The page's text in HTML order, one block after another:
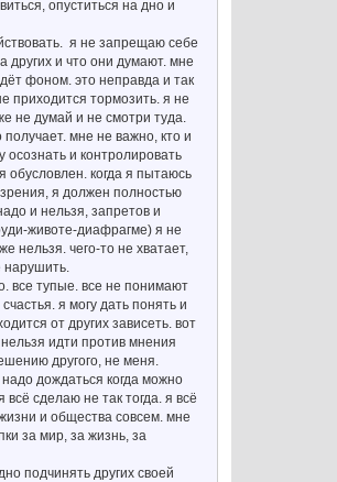
опуститься на дно и
я не запрещаю себе
других и что они думают. мне
фоном. это неправда и так
приходится тормозить. я не
не думай и не смотри туда.
мне не важно, кто и
осознать и контролировать
обусловлен. когда я пытаюсь
я должен полностью
и нельзя, запретов и
животе-диафрагме) я не
нельзя. чего-то не хватает,
нарушить.
все тупые. все не понимают
я могу дать понять и
от других зависеть. вот
идти против мнения
другого, не меня.
дождаться когда можно
сделаю не так тогда. я всё
и общества совсем. мне
за мир, за жизнь, за
подчинять других своей